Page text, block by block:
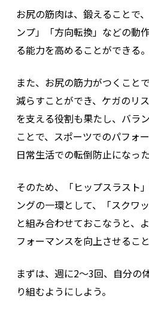
お尻の筋肉は、鍛えることで
ンプ」「方向転換」などの動
る能力を高めることができる。
また、お尻の筋力がつくこと
減らすことができ、ケガのリ
を支える役割も果たし、バラ
ことで、スポーツでのパフォ
日常生活での転倒防止になった
そのため、「ヒップスラスト
ングの一環として、「スクワ
と組み合わせておこなうと、
フォーマンスを向上させるこ
まずは、週に2〜3回、自分の
り組むようにしよう。